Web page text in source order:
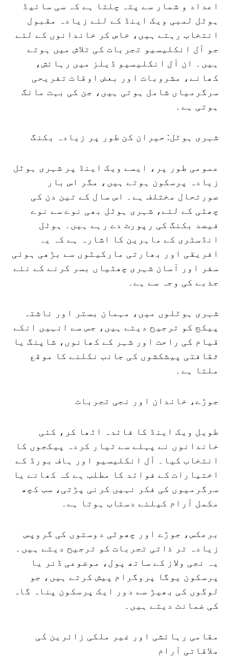
اعداد و شمار سے پتہ چلتا ہے کہ سی سائیڈ
ہوٹل لمبی ویک اینڈ کے لئے زیادہ مقبول
انتخاب رہتے ہیں، خاص کر خاندانوں کے لئے
جو آل انکلیسیو تجربات کی تلاش میں ہوتے
ہیں۔ ان آل انکلیسیو ڈیلز میں رہائش،
کھانے، مشروبات اور بعض اوقات تفریحی
سرگرمیاں شامل ہوتی ہیں، جن کی بہت مانگ
ہوتی ہے۔
شہری ہوٹل: حیران کن طور پر زیادہ بکنگ
عمومی طور پر، ایسے ویک اینڈ پر شہری ہوٹل
زیادہ پرسکون ہوتے ہیں، مگر اس بار
صورتحال مختلف ہے۔ اس سال کے تین دن کی
چھٹی کے لئے، شہری ہوٹل بھی نوے سے نوے
فیصد بکنگ کی رپورٹ دے رہے ہیں۔ ہوٹل
انڈسٹری کے ماہرین کا اشارہ ہے کہ یہ
افریقی اور بھارتی مارکیٹوں سے بڑھی ہوئی
سفر اور آسان شہری چھٹیاں بسر کرنے کے نئے
جذبے کی وجہ سے ہے۔
شہری ہوٹلوں میں، مہمان بستر اور ناشتہ
پیکج کو ترجیح دیتے ہیں، جس سے انہیں انکے
قیام کی راحت اور شہر کے کھانوں، شاپنگ یا
ثقافتی پیشکشوں کی جانب نکلنے کا موقع
ملتا ہے۔
جوڑے، خاندان اور نجی تجربات
طویل ویک اینڈ کا فائدہ اٹھا کر، کئی
خاندانوں نے پہلے سے تیار کردہ پیکجوں کا
انتخاب کیا۔ آل انکلیسیو اور ہاف بورڈ کے
اختیارات کے فوائد کا مطلب ہے کہ کھانے یا
سرگرمیوں کی فکر نہیں کرنی پڑتی، سب کچھ
مکمل آرام کیلئے دستاب ہوتا ہے۔
برعکس، جوڑے اور چھوٹی دوستوں کی گروپس
زیادہ تر ذاتی تجربات کو ترجیح دیتے ہیں۔
یہ نجی ولاز کے ساتھ پول، موضوعی ڈنر یا
پرسکون یوگا پروگرام پیش کرتے ہیں، جو
لوگوں کی بھیڑ سے دور ایک پرسکون پناہ گاہ
کی ضمانت دیتے ہیں۔
مقامی رہائشی اور غیر ملکی زائرین کی
ملاقاتی آرام